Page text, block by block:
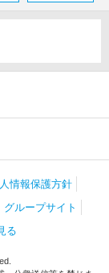
情報保護方針
グループサイト
る